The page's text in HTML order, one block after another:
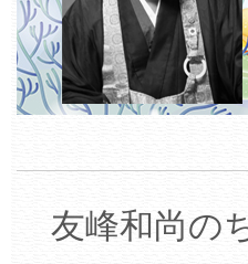
友峰和尚の